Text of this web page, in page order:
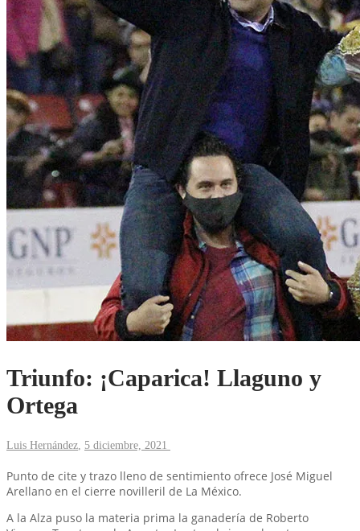
Triunfo: ¡Caparica! Llaguno y
Ortega
Luis Hernández, 5 diciembre, 2021
Punto de cite y trazo lleno de sentimiento ofrece José Miguel
Arellano en el cierre novilleril de La México.
A la Alza puso la materia prima la ganadería de Roberto